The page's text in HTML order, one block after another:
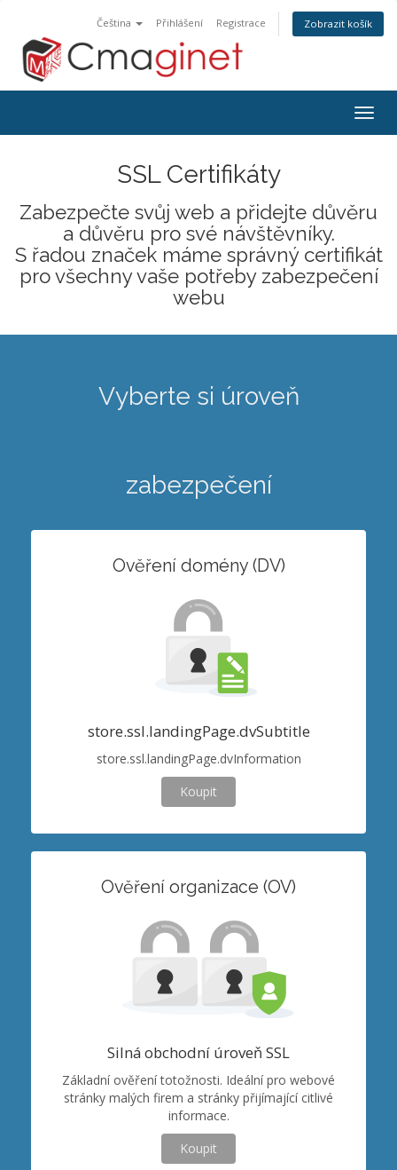
Čeština Přihlášení Registrace Zobrazit košík
SSL Certifikáty
Zabezpečte svůj web a přidejte důvěru
a důvěru pro své návštěvníky.
S řadou značek máme správný certifikát
pro všechny vaše potřeby zabezpečení
webu
Vyberte si úroveň
zabezpečení
Ověření domény (DV)
store.ssl.landingPage.dvSubtitle
store.ssl.landingPage.dvInformation
Koupit
Ověření organizace (OV)
Silná obchodní úroveň SSL
Základní ověření totožnosti. Ideální pro webové
stránky malých firem a stránky přijímající citlivé
informace.
Koupit